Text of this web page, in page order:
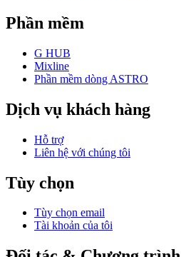
Phần mềm
G HUB
Mixline
Phần mềm dòng ASTRO
Dịch vụ khách hàng
Hỗ trợ
Liên hệ với chúng tôi
Tùy chọn
Tùy chọn email
Tài khoản của tôi